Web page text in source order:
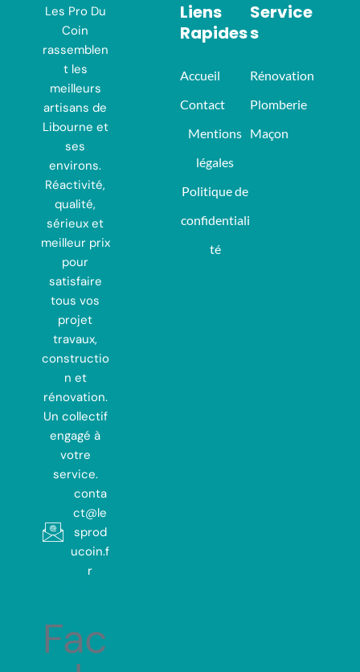
Les Pro Du
Coin
rassemblen
t les
meilleurs
artisans de
Libourne et
ses
environs.
Réactivité,
qualité,
sérieux et
meilleur prix
pour
satisfaire
tous vos
projet
travaux,
constructio
n et
rénovation.
Un collectif
engagé à
votre
service.
conta
ct@le
sprod
ucoin.f
r
Fac
Liens
Rapides
Accueil
Contact
Mentions
légales
Politique de
confidentiali
té
Service
S
Rénovation
Plomberie
Maçon